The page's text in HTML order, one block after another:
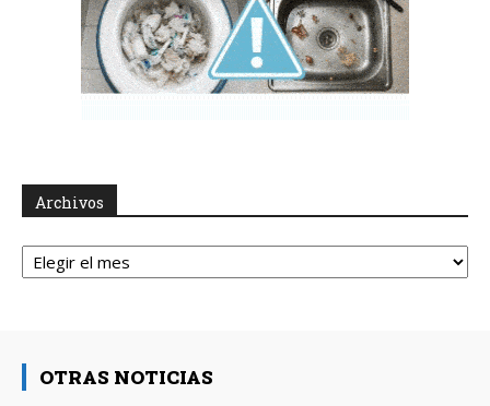
Archivos
Archivos
OTRAS NOTICIAS